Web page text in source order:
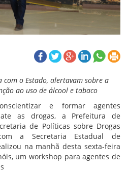
com o Estado, alertavam sobre a
ao uso de álcool e tabaco
e formar agentes
as drogas, a Prefeitura de
de Políticas sobre Drogas
a Secretaria Estadual de
na manhã desta sexta-feira
um workshop para agentes de